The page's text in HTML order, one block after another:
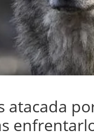
atacada